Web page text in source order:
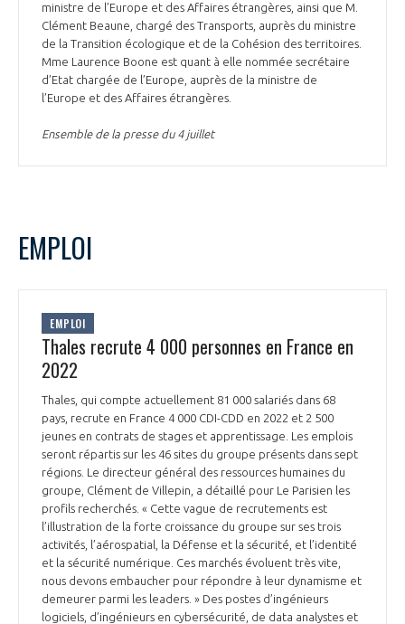
ministre de l’Europe et des Affaires étrangères, ainsi que M.
Clément Beaune, chargé des Transports, auprès du ministre
de la Transition écologique et de la Cohésion des territoires.
Mme Laurence Boone est quant à elle nommée secrétaire
d’Etat chargée de l’Europe, auprès de la ministre de
l’Europe et des Affaires étrangères.
Ensemble de la presse du 4 juillet
EMPLOI
EMPLOI
Thales recrute 4 000 personnes en France en
2022
Thales, qui compte actuellement 81 000 salariés dans 68
pays, recrute en France 4 000 CDI-CDD en 2022 et 2 500
jeunes en contrats de stages et apprentissage. Les emplois
seront répartis sur les 46 sites du groupe présents dans sept
régions. Le directeur général des ressources humaines du
groupe, Clément de Villepin, a détaillé pour Le Parisien les
profils recherchés. « Cette vague de recrutements est
l’illustration de la forte croissance du groupe sur ses trois
activités, l’aérospatial, la Défense et la sécurité, et l’identité
et la sécurité numérique. Ces marchés évoluent très vite,
nous devons embaucher pour répondre à leur dynamisme et
demeurer parmi les leaders. » Des postes d’ingénieurs
logiciels, d’ingénieurs en cybersécurité, de data analystes et